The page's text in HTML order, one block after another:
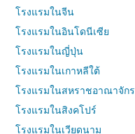
โรงแรมในจีน
โรงแรมในอินโดนีเซีย
โรงแรมในญี่ปุ่น
โรงแรมในเกาหลีใต้
โรงแรมในสหราชอาณาจักร
โรงแรมในสิงคโปร์
โรงแรมในเวียดนาม